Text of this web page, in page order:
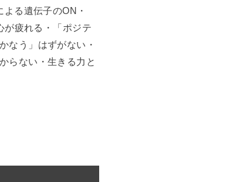
る遺伝子のON・
が疲れる・「ポジテ
なう」はずがない・
らない・生きる力と